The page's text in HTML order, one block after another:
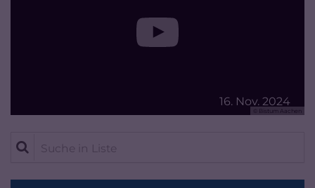
16. Nov. 2024
© Bistum Aachen
Suche in Liste